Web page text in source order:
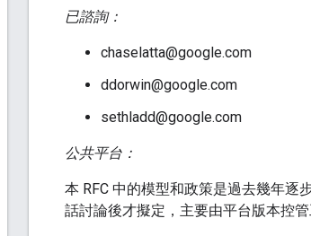
已諮詢：
chaselatta@google.com
ddorwin@google.com
sethladd@google.com
公共平台：
本 RFC 中的模型和政策是過去幾年逐
話討論後才擬定，主要由平台版本控管